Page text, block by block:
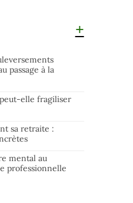
passage à la
elle fragiliser
sa retraite :
mental au
professionnelle